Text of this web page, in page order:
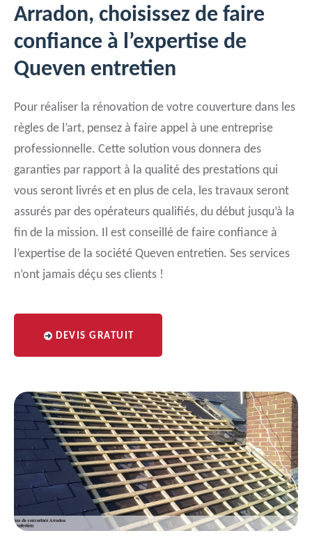
Arradon, choisissez de faire
confiance à l’expertise de
Queven entretien
Pour réaliser la rénovation de votre couverture dans les
règles de l’art, pensez à faire appel à une entreprise
professionnelle. Cette solution vous donnera des
garanties par rapport à la qualité des prestations qui
vous seront livrés et en plus de cela, les travaux seront
assurés par des opérateurs qualifiés, du début jusqu’à la
fin de la mission. Il est conseillé de faire confiance à
l’expertise de la société Queven entretien. Ses services
n’ont jamais déçu ses clients !
DEVIS GRATUIT